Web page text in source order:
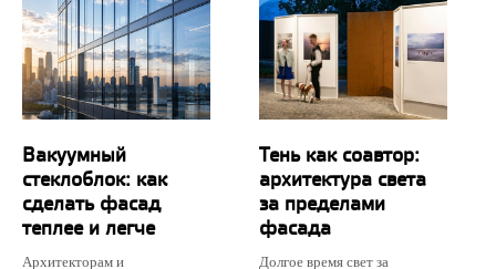
Вакуумный
стеклоблок: как
сделать фасад
теплее и легче
Архитекторам и
Тень как соавтор:
архитектура света
за пределами
фасада
Долгое время свет за